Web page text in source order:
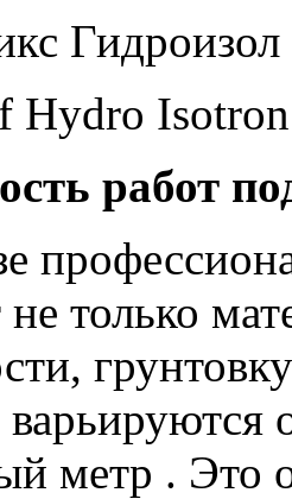
Hydro
работ
только
метр . Это